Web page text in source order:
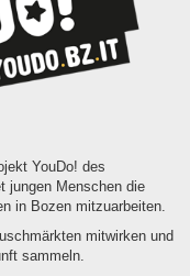
YouDo! des
jungen Menschen die
in Bozen mitzuarbeiten.
mitwirken und
sammeln.